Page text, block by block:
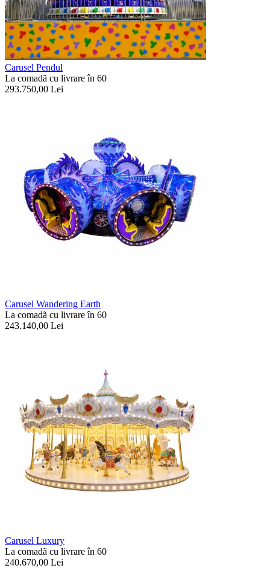
Carusel Pendul
La comadã cu livrare în 60
293.750,00 Lei
Carusel Wandering Earth
La comadã cu livrare în 60
243.140,00 Lei
Carusel Luxury
La comadã cu livrare în 60
240.670,00 Lei